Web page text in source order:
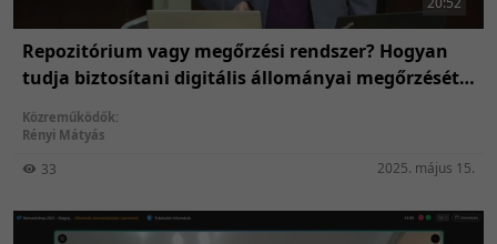
Repozitórium vagy megőrzési rendszer? Hogyan
tudja biztosítani digitális állományai megőrzését
Közreműködők:
Rényi Mátyás
33 2025. május 15.